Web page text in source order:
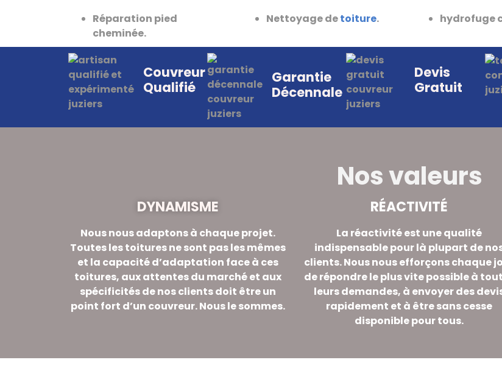
Réparation pied
cheminée.
Nettoyage detoiture.
hydrofuge
Couvreur
Qualifié
Garantie
Décennale
Devis
Gratuit
Nos valeurs
DYNAMISME
Nous nous adaptons à chaque projet.
Toutes les toitures ne sont pas les mêmes
et la capacité d’adaptation face à ces
toitures, aux attentes du marché et aux
spécificités de nos clients doit être un
point fort d’un couvreur. Nous le sommes.
RÉACTIVITÉ
La réactivité est une qualité
indispensable pour là plupart de
clients. Nous nous efforçons chaque
de répondre le plus vite possible à
leurs demandes, à envoyer des
rapidement et à être sans cesse
disponible pour tous.